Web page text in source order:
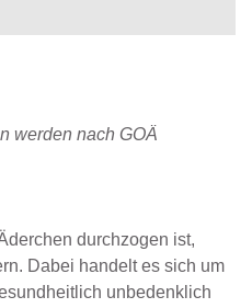
werden nach GOÄ
durchzogen ist,
Dabei handelt es sich um
unbedenklich